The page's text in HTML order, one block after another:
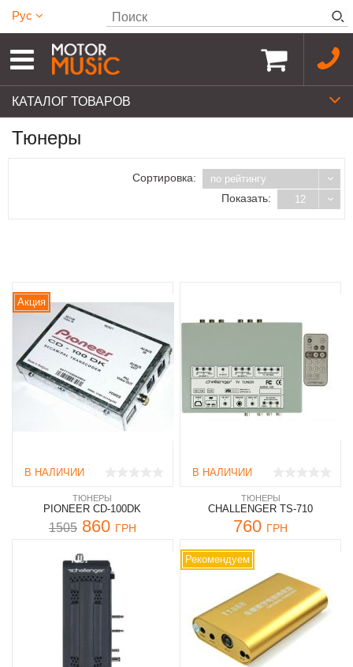
Рус
КАТАЛОГ ТОВАРОВ
Тюнеры
Сортировка: по рейтингу
Показать: 12
Акция
В НАЛИЧИИ
ТЮНЕРЫ
PIONEER CD-100DK
1505860 ГРН
В НАЛИЧИИ
ТЮНЕРЫ
CHALLENGER TS-710
760 ГРН
Рекомендуем